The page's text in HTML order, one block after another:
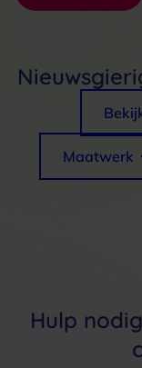
Maatwerk
Hulp